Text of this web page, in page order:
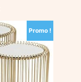
Promo !